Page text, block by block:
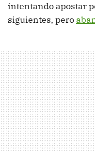
intentando apostar
siguientes, pero